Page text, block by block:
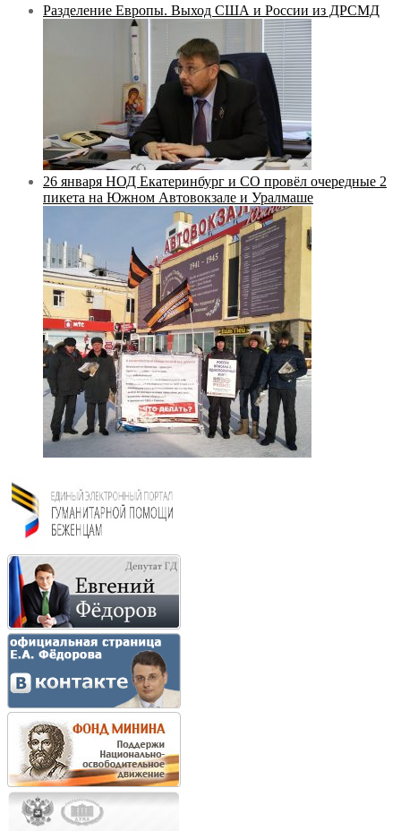
Разделение Европы. Выход США и России из ДРСМД
26 января НОД Екатеринбург и СО провёл очередные 2
пикета на Южном Автовокзале и Уралмаше